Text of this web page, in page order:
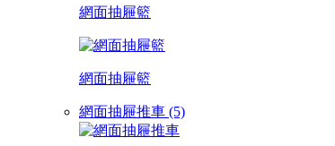
網面抽屜籃
網面抽屜籃
網面抽屜推車 (5)